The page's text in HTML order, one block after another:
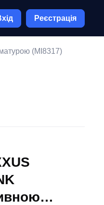
Реєстрація
(MI8317)